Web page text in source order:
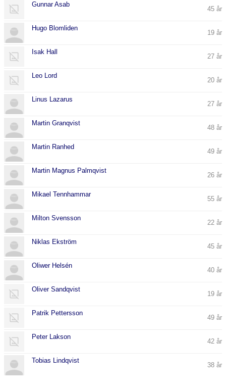
Gunnar Asab
45 år
Hugo Blomliden
19 år
Isak Hall
27 år
Leo Lord
20 år
Linus Lazarus
27 år
Martin Granqvist
48 år
Martin Ranhed
49 år
Martin Magnus Palmqvist
26 år
Mikael Tennhammar
55 år
Milton Svensson
22 år
Niklas Ekström
45 år
Oliwer Helsén
40 år
Oliver Sandqvist
19 år
Patrik Pettersson
49 år
Peter Lakson
42 år
Tobias Lindqvist
38 år